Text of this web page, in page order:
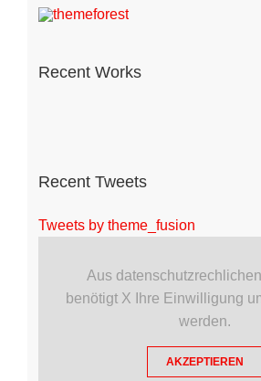
Recent Works
Recent Tweets
Tweets by theme_fusion
Aus
benötigt X Ihre Einwilligung
werden.
AKZEPTIEREN